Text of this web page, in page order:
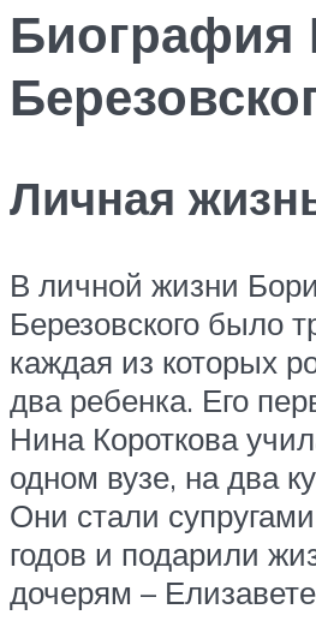
Биография
Личная
В личной жизни
Березовского было
каждая из которых
два ребенка. Его
Нина Короткова
одном вузе, на два
Они стали
годов и подарили
дочерям –